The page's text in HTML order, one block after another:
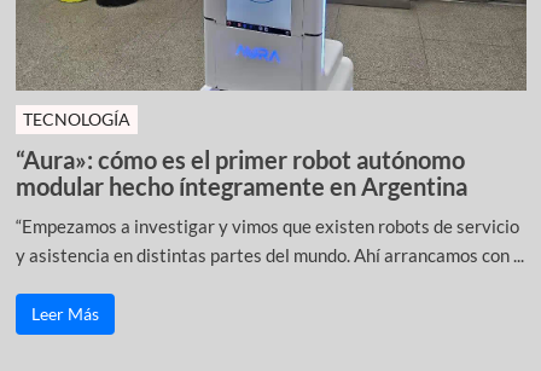
TECNOLOGÍA
“Aura»: cómo es el primer robot autónomo
modular hecho íntegramente en Argentina
“Empezamos a investigar y vimos que existen robots de servicio
y asistencia en distintas partes del mundo. Ahí arrancamos con ...
Leer Más